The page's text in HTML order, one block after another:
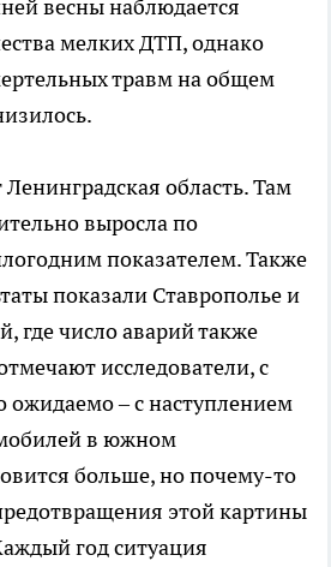
весны наблюдается
мелких ДТП, однако
травм на общем
область. Там
выросла по
показателем. Также
показали Ставрополье и
где число аварий также
исследователи, с
ожидаемо – с наступлением
в южном
больше, но почему-то
этой картины
год ситуация